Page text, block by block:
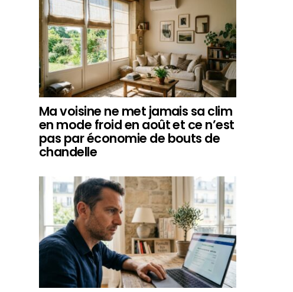
Ma voisine ne met jamais sa clim
en mode froid en août et ce n’est
pas par économie de bouts de
chandelle